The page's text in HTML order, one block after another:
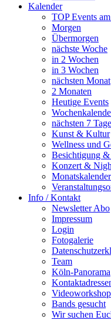
Kalender
TOP Events
Morgen
Übermorgen
nächste Woche
in 2 Wochen
in 3 Wochen
nächsten Monat
2 Monaten
Heutige Events
nächsten 7 Tage
Kunst & Kultur
Wellness und
Besichtigung
Konzert &
Monatskalender
Info / Kontakt
Newsletter Abo
Impressum
Login
Fotogalerie
Team
Köln-Panorama
Videoworkshop
Bands gesucht
Wir suchen